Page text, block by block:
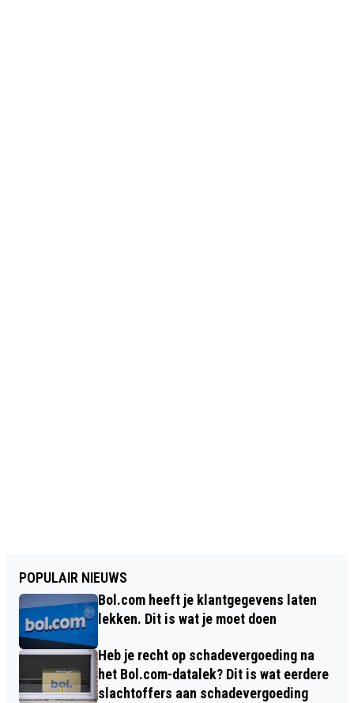
POPULAIR NIEUWS
Bol.com heeft je klantgegevens laten
lekken. Dit is wat je moet doen
Heb je recht op schadevergoeding na
het Bol.com-datalek? Dit is wat eerdere
slachtoffers aan schadevergoeding